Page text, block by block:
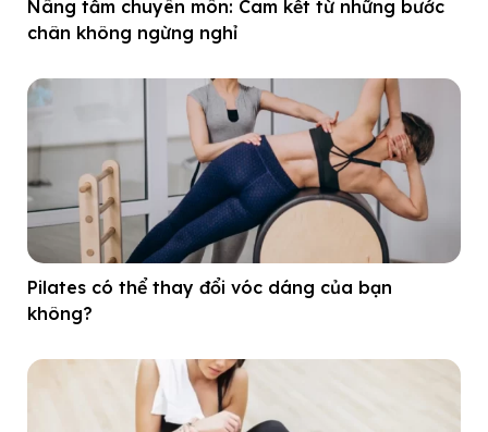
Nâng tầm chuyên môn: Cam kết từ những bước
chân không ngừng nghỉ
Pilates có thể thay đổi vóc dáng của bạn
không?